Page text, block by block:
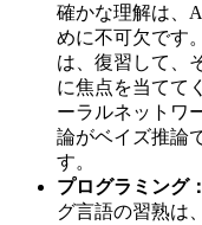
確かな理解は、
めに不可欠です
は、復習して、
に焦点を当てて
ーラルネットワ
論がベイズ推論
す。
プログラミング：
グ言語の習熟は